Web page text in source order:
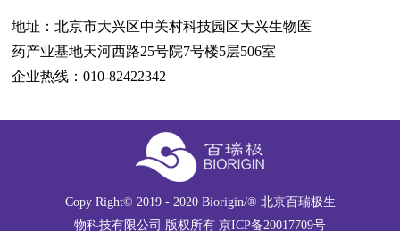
地址：北京市大兴区中关村科技园区大兴生物医
药产业基地天河西路25号院7号楼5层506室
企业热线：010-82422342
Copy Right© 2019 - 2020 Biorigin/® 北京百瑞极生
物科技有限公司 版权所有 京ICP备20017709号